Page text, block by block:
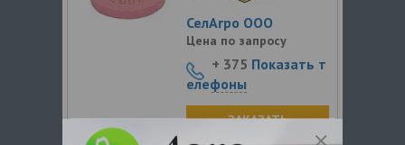
Дозатор керамический
СелАгро ООО
Цена по запросу
+ 375 Показать т
елефоны
ЗАКАЗАТЬ